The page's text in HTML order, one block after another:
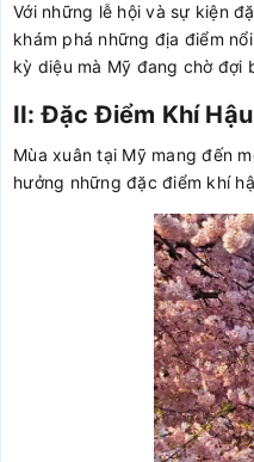
Với những lễ hội và sự kiện
khám phá những địa điểm
kỳ diệu mà Mỹ đang chờ đợi
II: Đặc Điểm Khí
Mùa xuân tại Mỹ mang đến
hưởng những đặc điểm khí